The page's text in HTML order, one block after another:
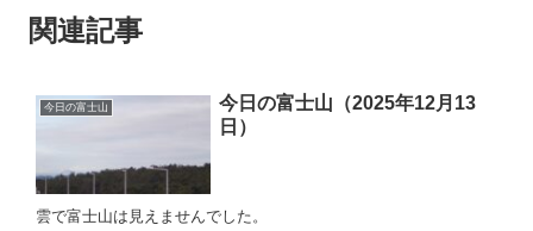
関連記事
今日の富士山
今日の富士山（2025年12月13
日）
雲で富士山は見えませんでした。